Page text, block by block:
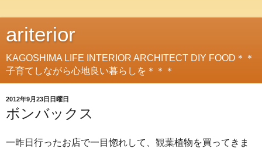
ariterior
KAGOSHIMA LIFE INTERIOR ARCHITECT DIY FOOD＊＊
子育てしながら心地良い暮らしを＊＊＊
2012年9月23日日曜日
ボンバックス
一昨日行ったお店で一目惚れして、観葉植物を買ってきま